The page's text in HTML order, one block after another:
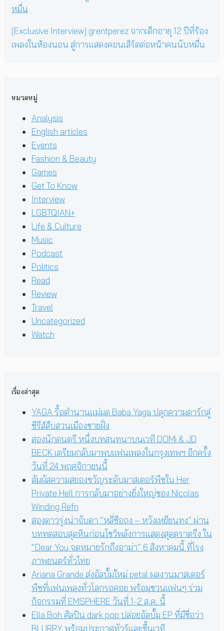
[Exclusive Interview] grentperez จากเด็กอายุ 12 ปีที่ร้อง
เพลงในห้องนอน สู่การแสดงคอนเสิร์ตต่อหน้าคนนับหมื่น
หมวดหมู่
Analysis
English articles
Events
Fashion & Beauty
Games
Get To Know
Interview
LGBTQIAN+
Life & Culture
Music
Podcast
Politics
Read
Review
Travel
Uncategorized
Watch
เรื่องล่าสุด
YAGA รื้อตำนานแม่มด Baba Yaga ปลุกความดาร์กสู่
ซีรีส์สืบสวนเมืองชายฝั่ง
สองนักดนตรี หนึ่งบทสนทนาบนเวที DOMi & JD
BECK เตรียมกลับมาพบแฟนเพลงในกรุงเทพฯ อีกครั้ง
วันที่ 24 พฤศจิกายนนี้
สัมผัสความสยองขวัญระดับมาสเตอร์พีซใน Her
Private Hell การกลับมาอย่างยิ่งใหญ่ของ Nicolas
Winding Refn
สองดาวรุ่งน่าจับตา “หลี่ซือถง – หวังเหยียนทง” ผ่าน
บททดสอบสุดหินก่อนโชว์พลังการแสดงสุดตราตรึง ใน
“Dear You จดหมายรักถึงอาม่า” 6 สิงหาคมนี้ ที่โรง
ภาพยนตร์ทั่วไทย
Ariana Grande ส่งอัลบั้มใหม่ petal ผลงานมาสเตอร์
พีซที่แฟนเพลงทั่วโลกรอคอย พร้อมชวนแฟนๆ ร่วม
กิจกรรมที่ EMSPHERE วันที่ 1-2 ส.ค. นี้
Ella Boh ศิลปิน dark pop ปล่อยอัลบั้ม EP ที่มีชื่อว่า
BLURRY พร้อมประกาศทัวร์และขึ้นเวที